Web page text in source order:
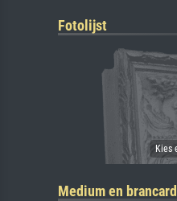
Fotolijst
Medium en brancard